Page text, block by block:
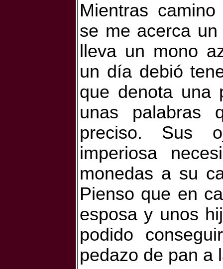
Mientras
se me acerca
lleva un mono
un día debió
que denota una
unas palabras
preciso. Sus
imperiosa
monedas a su
Pienso que en
esposa y unos
podido
pedazo de pan a